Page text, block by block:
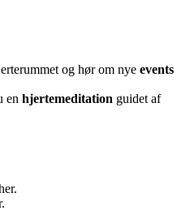
og hør om nye events
en hjertemeditation guidet af